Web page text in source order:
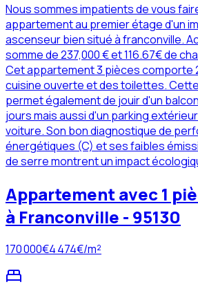
Nous sommes impatients de vous
appartement au premier étage d'un
ascenseur bien situé à franconville.
somme de 237,000 € et 116.67€ de
Cet appartement 3 pièces comporte
cuisine ouverte et des toilettes.
permet également de jouir d'un
jours mais aussi d'un parking
voiture. Son bon diagnostique de
énergétiques (C) et ses faibles
de serre montrent un impact
Appartement avec 1
à Franconville - 95130
170 000€4 474€/m²